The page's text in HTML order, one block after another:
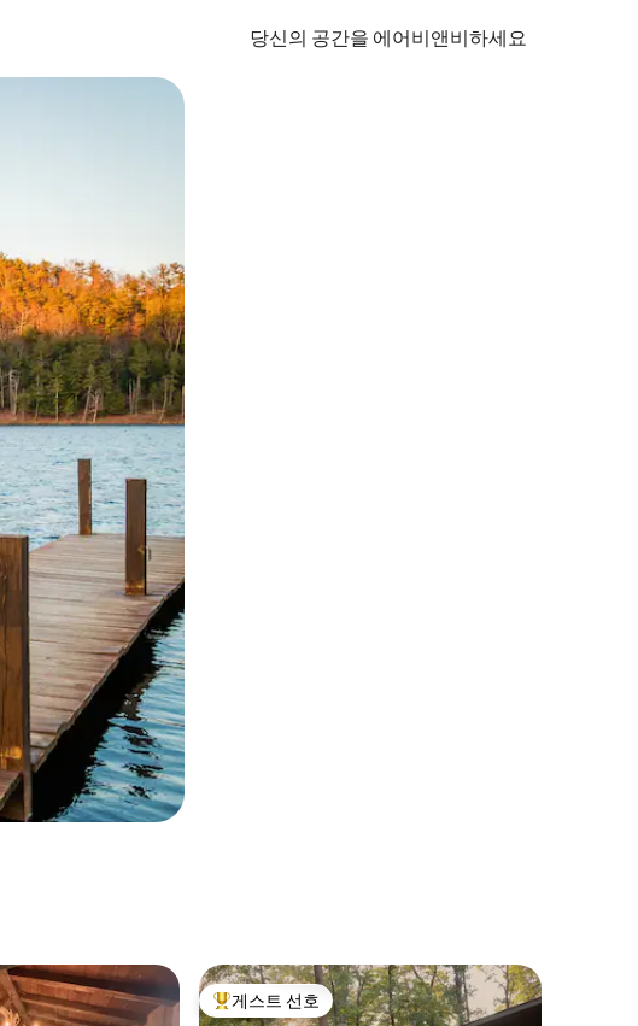
당신의 공간을 에어비앤비하세요
상위 게스트 선호
게스트 선호